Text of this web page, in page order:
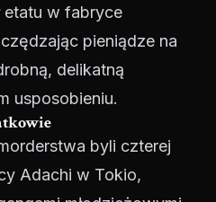
etatu w fabryce
pieniądze na
delikatną
usposobieniu.
byli czterej
Adachi w Tokio,